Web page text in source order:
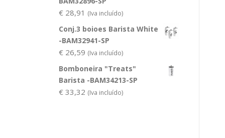
€ 28,91 (Iva incluído)
Conj.3 boioes Barista White
-BAM32941-SP
€ 26,59 (Iva incluído)
Bomboneira "Treats"
Barista -BAM34213-SP
€ 33,32 (Iva incluído)